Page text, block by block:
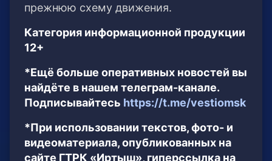
прежнюю схему движения.
Категория информационной продукции
12+
*Ещё больше оперативных новостей вы
найдёте в нашем телеграм-канале.
Подписывайтесь https://t.me/vestiomsk
*При использовании текстов, фото- и
видеоматериала, опубликованных на
сайте ГТРК «Иртыш», гиперссылка на